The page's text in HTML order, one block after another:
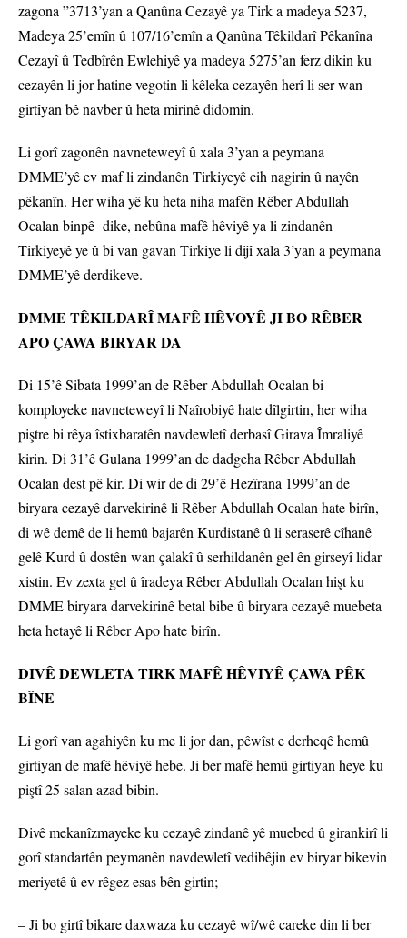
zagona ”3713’yan a Qanûna Cezayê ya Tirk a madeya 5237,
Madeya 25’emîn û 107/16’emîn a Qanûna Têkildarî Pêkanîna
Cezayî û Tedbîrên Ewlehiyê ya madeya 5275’an ferz dikin ku
cezayên li jor hatine vegotin li kêleka cezayên herî li ser wan
girtîyan bê navber û heta mirinê didomin.
Li gorî zagonên navneteweyî û xala 3’yan a peymana
DMME’yê ev maf li zindanên Tirkiyeyê cih nagirin û nayên
pêkanîn. Her wiha yê ku heta niha mafên Rêber Abdullah
Ocalan binpê dike, nebûna mafê hêviyê ya li zindanên
Tirkiyeyê ye û bi van gavan Tirkiye li dijî xala 3’yan a peymana
DMME’yê derdikeve.
DMME TÊKILDARÎ MAFÊ HÊVOYÊ JI BO RÊBER
APO ÇAWA BIRYAR DA
Di 15’ê Sibata 1999’an de Rêber Abdullah Ocalan bi
komployeke navneteweyî li Naîrobiyê hate dîlgirtin, her wiha
piştre bi rêya îstixbaratên navdewletî derbasî Girava Îmraliyê
kirin. Di 31’ê Gulana 1999’an de dadgeha Rêber Abdullah
Ocalan dest pê kir. Di wir de di 29’ê Hezîrana 1999’an de
biryara cezayê darvekirinê li Rêber Abdullah Ocalan hate birîn,
di wê demê de li hemû bajarên Kurdistanê û li seraserê cîhanê
gelê Kurd û dostên wan çalakî û serhildanên gel ên girseyî lidar
xistin. Ev zexta gel û îradeya Rêber Abdullah Ocalan hişt ku
DMME biryara darvekirinê betal bibe û biryara cezayê muebeta
heta hetayê li Rêber Apo hate birîn.
DIVÊ DEWLETA TIRK MAFÊ HÊVIYÊ ÇAWA PÊK
BÎNE
Li gorî van agahiyên ku me li jor dan, pêwîst e derheqê hemû
girtiyan de mafê hêviyê hebe. Ji ber mafê hemû girtiyan heye ku
piştî 25 salan azad bibin.
Divê mekanîzmayeke ku cezayê zindanê yê muebed û girankirî li
gorî standartên peymanên navdewletî vedibêjin ev biryar bikevin
meriyetê û ev rêgez esas bên girtin;
– Ji bo girtî bikare daxwaza ku cezayê wî/wê careke din li ber